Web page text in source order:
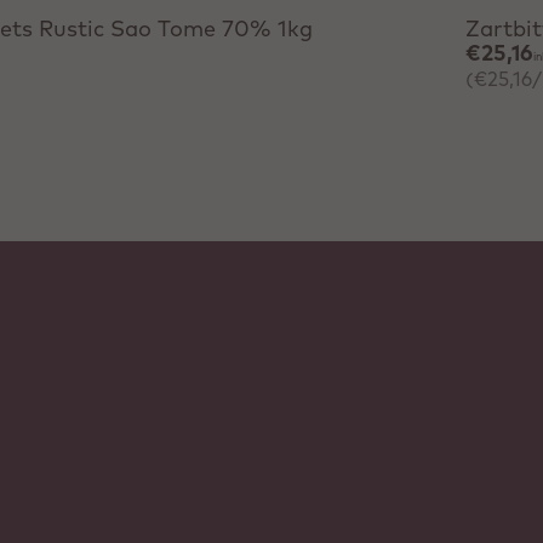
Rustic Sao Tome 70% 1kg
€25,16